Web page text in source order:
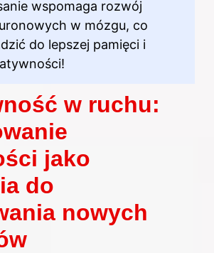
wspomaga rozwój
w mózgu, co
do lepszej pamięci i
w ruchu:
jako
do
nowych